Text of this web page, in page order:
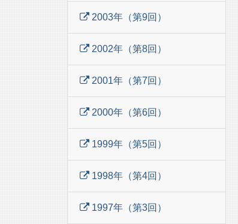
2003年（第9回）
2002年（第8回）
2001年（第7回）
2000年（第6回）
1999年（第5回）
1998年（第4回）
1997年（第3回）